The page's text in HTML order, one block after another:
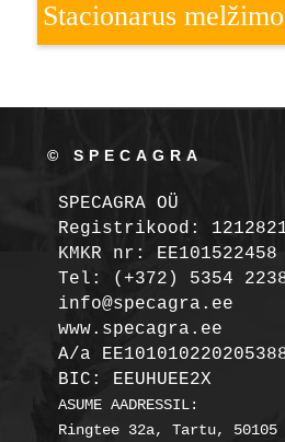
Stacionarus
© SPECAGRA
SPECAGRA OÜ
Registrikood:
KMKR nr: EE101522458
Tel: (+372) 5354
info@specagra.ee
A/a
BIC: EEUHUEE2X
ASUME AADRESSIL:
Ringtee 32a, Tartu, 50105